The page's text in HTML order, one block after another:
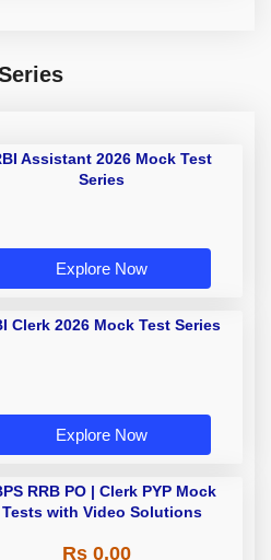
Assistant 2026 Mock Test
Series
Explore Now
Clerk 2026 Mock Test Series
Explore Now
RRB PO | Clerk PYP Mock
Tests with Video Solutions
Rs 0.00